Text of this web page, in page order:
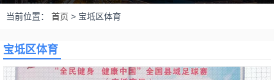
当前位置： 首页 > 宝坻区体育
宝坻区体育